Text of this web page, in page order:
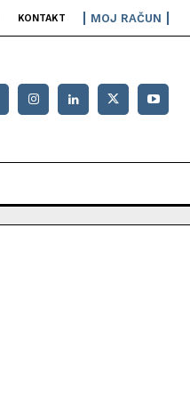
KONTAKT MOJ RAČUN